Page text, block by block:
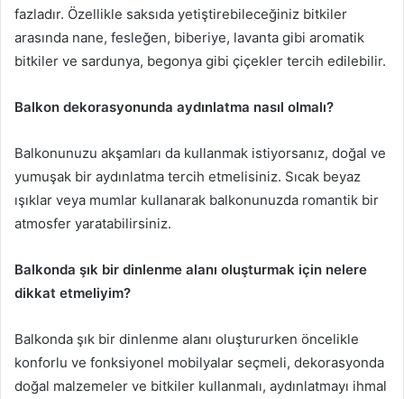
fazladır. Özellikle saksıda yetiştirebileceğiniz bitkiler
arasında nane, fesleğen, biberiye, lavanta gibi aromatik
bitkiler ve sardunya, begonya gibi çiçekler tercih edilebilir.
Balkon dekorasyonunda aydınlatma nasıl olmalı?
Balkonunuzu akşamları da kullanmak istiyorsanız, doğal ve
yumuşak bir aydınlatma tercih etmelisiniz. Sıcak beyaz
ışıklar veya mumlar kullanarak balkonunuzda romantik bir
atmosfer yaratabilirsiniz.
Balkonda şık bir dinlenme alanı oluşturmak için nelere
dikkat etmeliyim?
Balkonda şık bir dinlenme alanı oluştururken öncelikle
konforlu ve fonksiyonel mobilyalar seçmeli, dekorasyonda
doğal malzemeler ve bitkiler kullanmalı, aydınlatmayı ihmal